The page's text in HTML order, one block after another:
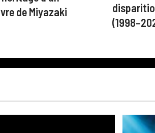
de Miyazaki